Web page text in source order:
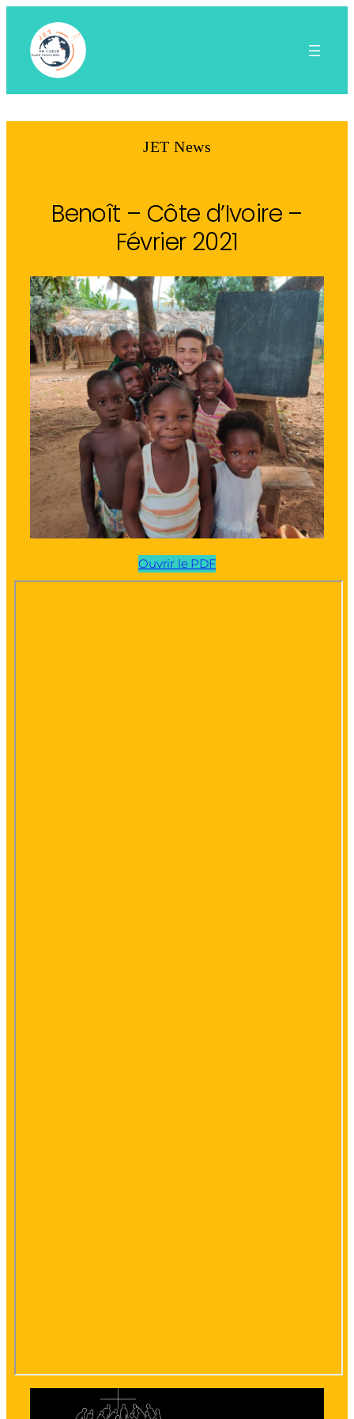
contenu
JET News
Benoît – Côte d’Ivoire –
Février 2021
Ouvrir le PDF